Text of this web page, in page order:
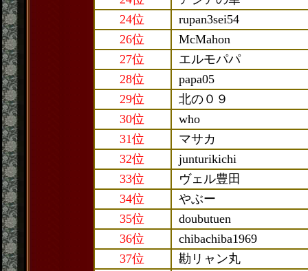
24位
rupan3sei54
26位
McMahon
27位
エルモパパ
28位
papa05
29位
北の０９
30位
who
31位
マサカ
32位
junturikichi
33位
ヴェル豊田
34位
やぶー
35位
doubutuen
36位
chibachiba1969
37位
勘リャン丸